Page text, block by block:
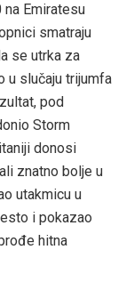
Emiratesu
smatraju
se utrka za
u slučaju trijumfa
pod
Storm
donosi
znatno bolje u
utakmicu u
i pokazao
hitna